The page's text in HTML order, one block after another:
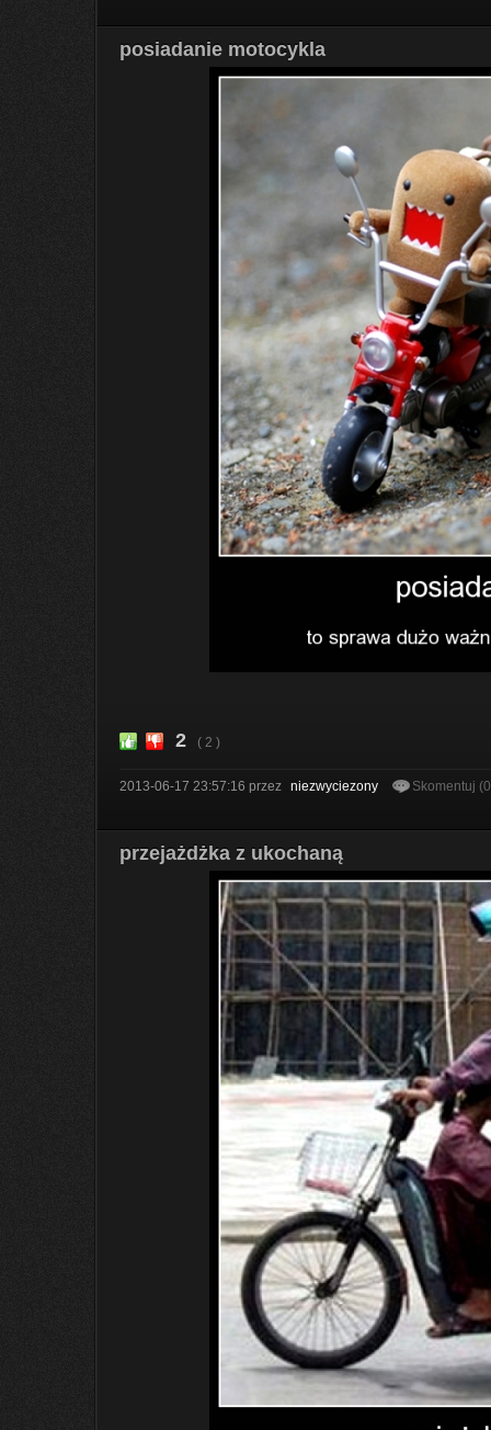
posiadanie motocykla
2 ( 2 )
2013-06-17 23:57:16 przez niezwyciezony Skomentuj
przejażdżka z ukochaną